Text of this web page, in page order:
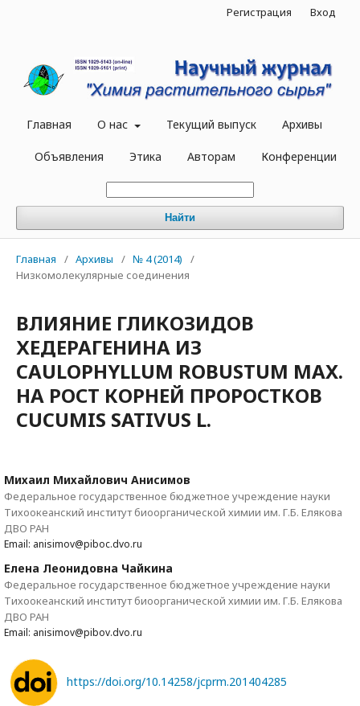
Главная О нас Текущий выпуск Архивы
Объявления Этика Авторам Конференции
Найти
Регистрация Вход
Главная / Архивы / № 4 (2014)
/
Низкомолекулярные соединения
ВЛИЯНИЕ ГЛИКОЗИДОВ
ХЕДЕРАГЕНИНА ИЗ
CAULOPHYLLUM ROBUSTUM MAX.
НА РОСТ КОРНЕЙ ПРОРОСТКОВ
CUCUMIS SATIVUS L.
Михаил Михайлович Анисимов
Федеральное государственное бюджетное учреждение науки
Тихоокеанский институт биоорганической химии им. Г.Б. Елякова
ДВО РАН
Email: anisimov@piboc.dvo.ru
Елена Леонидовна Чайкина
Федеральное государственное бюджетное учреждение науки
Тихоокеанский институт биоорганической химии им. Г.Б. Елякова
ДВО РАН
Email: anisimov@pibov.dvo.ru
https://doi.org/10.14258/jcprm.201404285